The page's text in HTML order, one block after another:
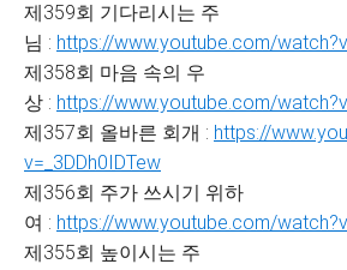
제359회 기다리시는 주
님 : https://www.youtube.com/
제358회 마음 속의 우
상 : https://www.youtube.com/
제357회 올바른 회개 : https://
v=_3DDh0IDTew
제356회 주가 쓰시기 위하
여 : https://www.youtube.com/
제355회 높이시는 주